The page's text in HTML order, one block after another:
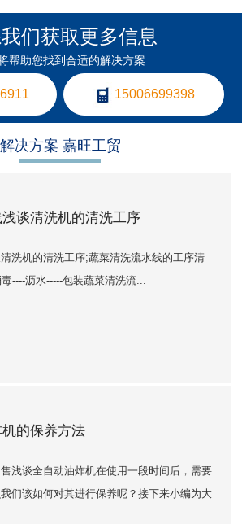
们获取更多信息
帮助您找到合适的解决方案
15006699398
解决方案 嘉旺工贸
谈清洗机的清洗工序
洗机的清洗工序;蔬菜清洗流水线的工序清
----沥水-----包装蔬菜清洗流...
的保养方法
浅谈全自动油炸机在使用一段时间后，需要
们该如何对其进行保养呢？接下来小编为大